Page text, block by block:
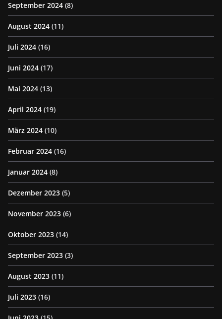
September 2024 (8)
August 2024 (11)
Juli 2024 (16)
Juni 2024 (17)
Mai 2024 (13)
April 2024 (19)
März 2024 (10)
Februar 2024 (16)
Januar 2024 (8)
Dezember 2023 (5)
November 2023 (6)
Oktober 2023 (14)
September 2023 (3)
August 2023 (11)
Juli 2023 (16)